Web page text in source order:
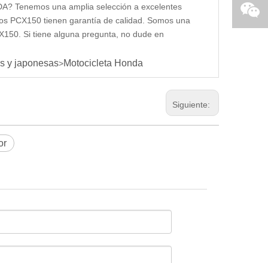
Tenemos una amplia selección a excelentes
PCX150 tienen garantía de calidad. Somos una
Si tiene alguna pregunta, no dude en
y japonesas>Motocicleta Honda
Siguiente: